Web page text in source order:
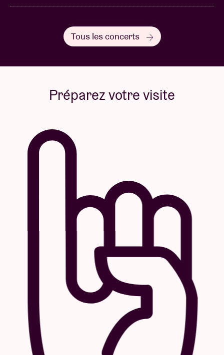
Tous les concerts
Préparez votre visite